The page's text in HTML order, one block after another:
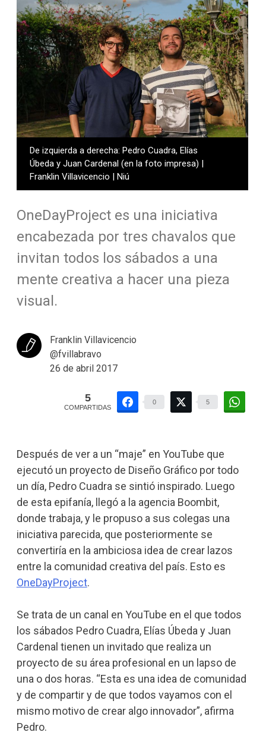
De izquierda a derecha: Pedro Cuadra, Elías
Úbeda y Juan Cardenal (en la foto impresa) |
Franklin Villavicencio | Niú
OneDayProject es una iniciativa
encabezada por tres chavalos que
invitan todos los sábados a una
mente creativa a hacer una pieza
visual.
Franklin Villavicencio
@fvillabravo
26 de abril 2017
5
COMPARTIDAS
0 5
Después de ver a un “maje” en YouTube que
ejecutó un proyecto de Diseño Gráfico por todo
un día, Pedro Cuadra se sintió inspirado. Luego
de esta epifanía, llegó a la agencia Boombit,
donde trabaja, y le propuso a sus colegas una
iniciativa parecida, que posteriormente se
convertiría en la ambiciosa idea de crear lazos
entre la comunidad creativa del país. Esto es
OneDayProject.
Se trata de un canal en YouTube en el que todos
los sábados Pedro Cuadra, Elías Úbeda y Juan
Cardenal tienen un invitado que realiza un
proyecto de su área profesional en un lapso de
una o dos horas. “Esta es una idea de comunidad
y de compartir y de que todos vayamos con el
mismo motivo de crear algo innovador”, afirma
Pedro.